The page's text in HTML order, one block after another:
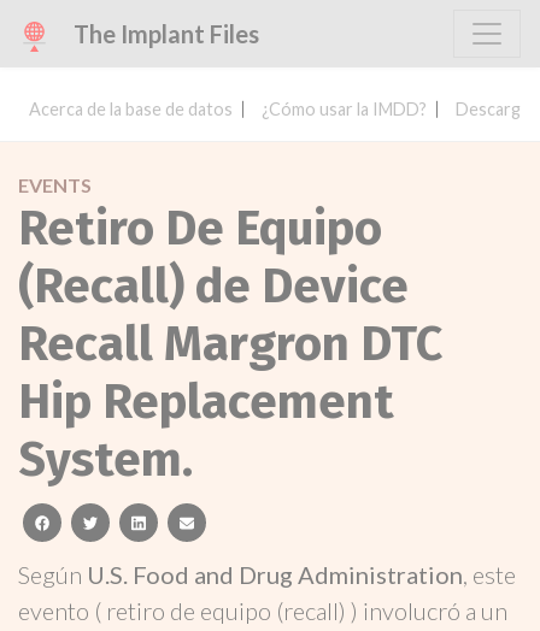
The Implant Files
Acerca de la base de datos ¿Cómo usar la IMDD? Descargar
EVENTS
Retiro De Equipo
(Recall) de Device
Recall Margron DTC
Hip Replacement
System.
facebooktwitterlinkedinemail
Según U.S. Food and Drug Administration, este
evento ( retiro de equipo (recall) ) involucró a un